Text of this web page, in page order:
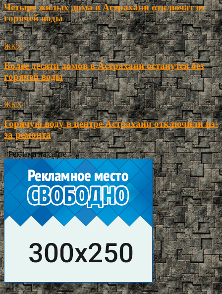
Четыре жилых дома в Астрахани отключат от
горячей воды
ЖКХ
Более десяти домов в Астрахани останутся без
горячей воды
ЖКХ
Горячую воду в центре Астрахани отключили из-
за ремонта
- Реклама на сайте -